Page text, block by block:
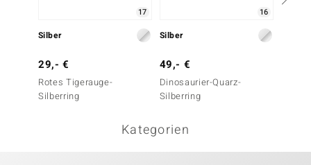
17
Silber
29,- €
Rotes Tigerauge-
Silberring
16
Silber
49,- €
Dinosaurier-Quarz-
Silberring
Kategorien